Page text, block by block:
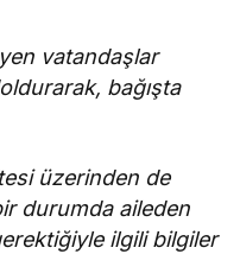
vatandaşlar
bağışta
üzerinden de
durumda aileden
ilgili bilgiler